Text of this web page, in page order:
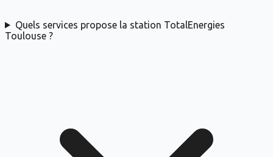
Quels services propose la station TotalEnergies
Toulouse ?